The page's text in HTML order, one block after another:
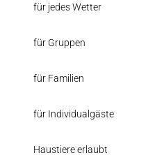
für jedes Wetter
für Gruppen
für Familien
für Individualgäste
Haustiere erlaubt